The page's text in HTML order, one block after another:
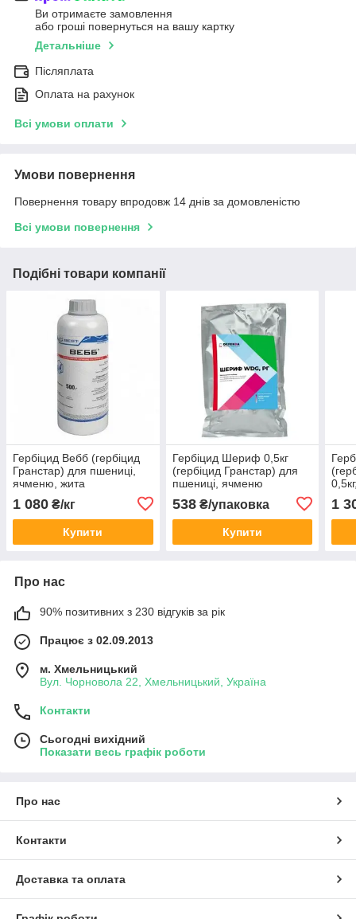
Ви отримаєте замовлення
або гроші повернуться на вашу картку
Детальніше
Післяплата
Оплата на рахунок
Всі умови оплати
Умови повернення
Повернення товару впродовж 14 днів за домовленістю
Всі умови повернення
Подібні товари компанії
Гербіцид Вебб (гербіцид
Гранстар) для пшениці,
ячменю, жита
(Трибенурон-метил 750 г/
кг)
1 080 ₴/кг
Купити
Гербіцид Шериф 0,5кг
(гербіцид Гранстар) для
пшениці, ячменю
(трибенурон-метил, 750 г/
л)
538₴/упаковка
Купити
1
Про нас
90% позитивних з 230 відгуків за рік
Працює з 02.09.2013
м. Хмельницький
Вул. Чорновола 22, Хмельницький, Україна
Контакти
Сьогодні вихідний
Показати весь графік роботи
Про нас
Контакти
Доставка та оплата